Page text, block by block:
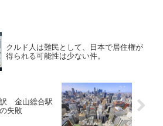
クルド人は難民として、日本で居住権が
得られる可能性は少ない件。
訳 金山総合駅
失敗